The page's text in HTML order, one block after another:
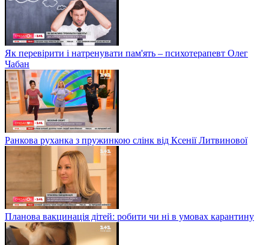
Як перевірити і натренувати пам'ять – психотерапевт Олег
Чабан
Ранкова руханка з пружинкою слінк від Ксенії Литвинової
Планова вакцинація дітей: робити чи ні в умовах карантину